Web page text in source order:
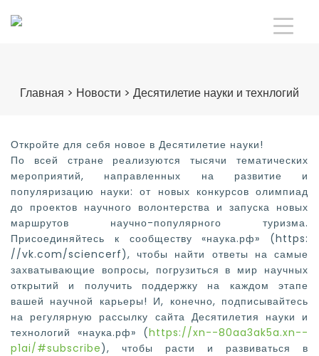
Главная > Новости > Десятилетие науки и технлогий
Откройте для себя новое в Десятилетие науки!
По всей стране реализуются тысячи тематических
мероприятий, направленных на развитие и
популяризацию науки: от новых конкурсов олимпиад
до проектов научного волонтерства и запуска новых
маршрутов научно-популярного туризма.
Присоединяйтесь к сообществу «наука.рф» (https:
//vk.com/sciencerf), чтобы найти ответы насамые
захватывающие вопросы, погрузиться в мир научных
открытий и получить поддержку на каждом этапе
вашей научной карьеры! И, конечно, подписывайтесь
на регулярную рассылку сайта Десятилетия науки и
технологий «наука.рф» (https://xn--80aa3ak5a.xn--
p1ai/#subscribe), чтобы расти и развиваться в